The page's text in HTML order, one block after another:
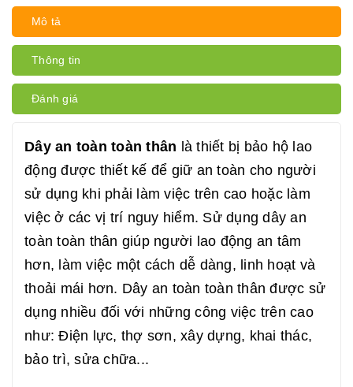
Mô tả
Thông tin
Đánh giá
Dây an toàn toàn thân là thiết bị bảo hộ lao
động được thiết kế để giữ an toàn cho người
sử dụng khi phải làm việc trên cao hoặc làm
việc ở các vị trí nguy hiểm. Sử dụng dây an
toàn toàn thân giúp người lao động an tâm
hơn, làm việc một cách dễ dàng, linh hoạt và
thoải mái hơn. Dây an toàn toàn thân được sử
dụng nhiều đối với những công việc trên cao
như: Điện lực, thợ sơn, xây dựng, khai thác,
bảo trì, sửa chữa...